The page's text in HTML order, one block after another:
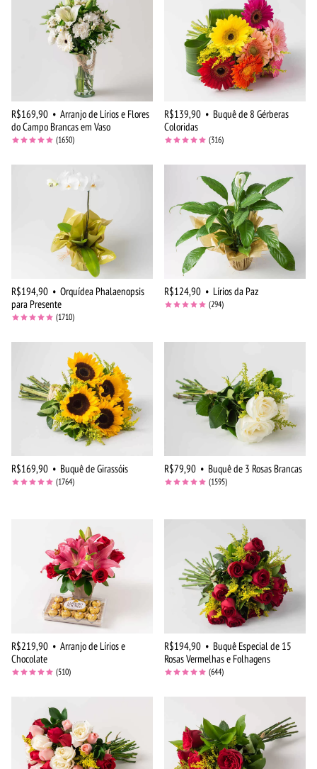
R$169,90 • Arranjo de Lírios e Flores
do Campo Brancas em Vaso
(1650)
R$139,90 • Buquê de 8 Gérberas
Coloridas
(316)
R$194,90 • Orquídea Phalaenopsis
para Presente
(1710)
R$124,90 • Lírios da Paz
(294)
R$169,90 • Buquê de Girassóis
(1764)
R$79,90 • Buquê de 3 Rosas Brancas
(1595)
R$219,90 • Arranjo de Lírios e
Chocolate
(510)
R$194,90 • Buquê Especial de 15
Rosas Vermelhas e Folhagens
(644)